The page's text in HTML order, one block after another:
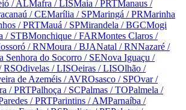
/ ALMafra / LISMaia / PRTManaus /
/ CEMarília / SPMaringá / PRMarinha
/ PRTMauá / SPMirandela / BGCMogi
/ STBMonchique / FARMontes Claros /
/ RNMoura / BJANatal / RNNazaré /
Senhora do Socorro / SENova Iguaçu /
RSOdivelas / LISOeiras / LISOlhão /
de Azeméis / AVROsasco / SPOvar/
/ PRTPalhoça / SCPalmas / TOPalmela /
/ PRTParintins / AMParnaíba /